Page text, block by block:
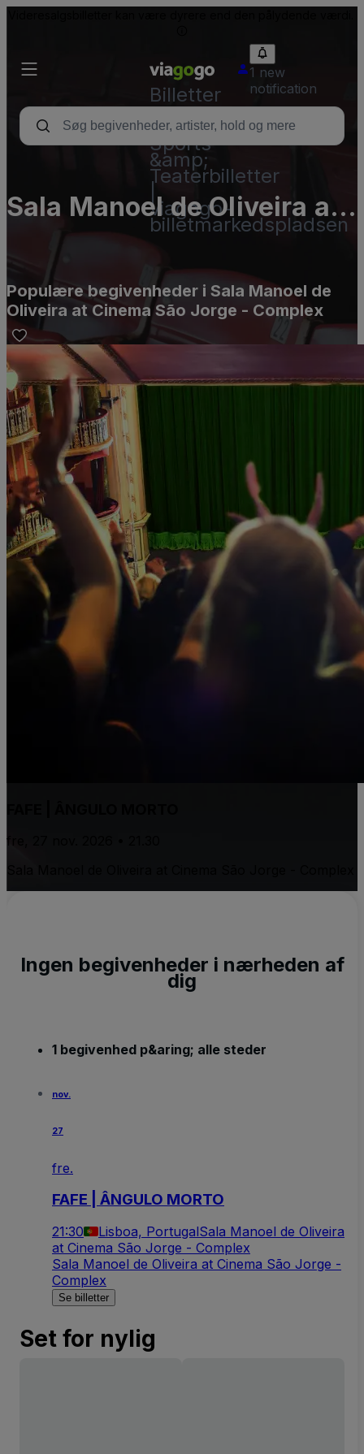
Billetter
-
Koncert-,
Sports-
&amp;
Teaterbilletter
viagogo-
billetmarkedspladsen
1 new
notification
Sala Manoel de Oliveira at
Cinema São Jorge -
Complex
Populære begivenheder i Sala Manoel de
Oliveira at Cinema São Jorge - Complex
fre, 27 nov. 2026 • 21.30
Ingen begivenheder i nærheden af
dig
1 begivenhed p&aring; alle steder
nov.
27
fre.
FAFE | ÂNGULO MORTO
21:30 Lisboa, PortugalSala Manoel de Oliveira
at Cinema São Jorge - Complex
Sala Manoel de Oliveira at Cinema São Jorge -
Complex
Se billetter
Set for nylig